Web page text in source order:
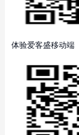
体验爱客盛移动端